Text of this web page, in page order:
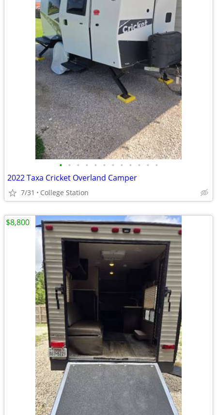
• • • • • • • • • • • •
2022 Taxa Cricket Overland Camper
7/31 College Station
$8,800